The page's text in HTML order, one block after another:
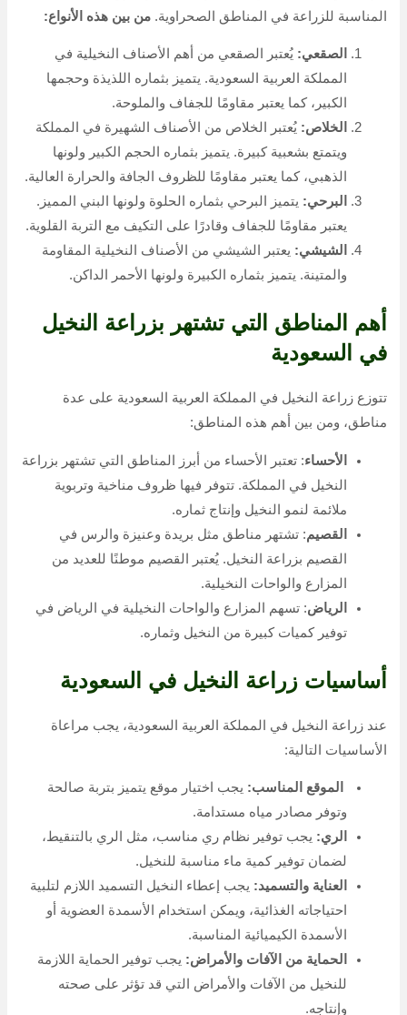
المناسبة للزراعة في المناطق الصحراوية.من بين هذه الأنواع:
الصقعي: يُعتبر الصقعي من أهم الأصناف النخيلية في
المملكة العربية السعودية. يتميز بثماره اللذيذة وحجمها
الكبير، كما يعتبر مقاومًا للجفاف والملوحة.
الخلاص: يُعتبر الخلاص من الأصناف الشهيرة في المملكة
ويتمتع بشعبية كبيرة. يتميز بثماره الحجم الكبير ولونها
الذهبي، كما يعتبر مقاومًا للظروف الجافة والحرارة العالية.
البرحي: يتميز البرحي بثماره الحلوة ولونها البني المميز.
يعتبر مقاومًا للجفاف وقادرًا على التكيف مع التربة القلوية.
الشيشي: يعتبر الشيشي من الأصناف النخيلية المقاومة
والمتينة. يتميز بثماره الكبيرة ولونها الأحمر الداكن.
أهم المناطق التي تشتهر بزراعة النخيل
في السعودية
تتوزع زراعة النخيل في المملكة العربية السعودية على عدة
مناطق، ومن بين أهم هذه المناطق:
الأحساء: تعتبر الأحساء من أبرز المناطق التي تشتهر بزراعة
النخيل في المملكة. تتوفر فيها ظروف مناخية وتربوية
ملائمة لنمو النخيل وإنتاج ثماره.
القصيم: تشتهر مناطق مثل بريدة وعنيزة والرس في
القصيم بزراعة النخيل. يُعتبر القصيم موطنًا للعديد من
المزارع والواحات النخيلية.
الرياض: تسهم المزارع والواحات النخيلية في الرياض في
توفير كميات كبيرة من النخيل وثماره.
أساسيات زراعة النخيل في السعودية
عند زراعة النخيل في المملكة العربية السعودية، يجب مراعاة
الأساسيات التالية:
الموقع المناسب: يجب اختيار موقع يتميز بتربة صالحة
وتوفر مصادر مياه مستدامة.
الري: يجب توفير نظام ري مناسب، مثل الري بالتنقيط،
لضمان توفير كمية ماء مناسبة للنخيل.
العناية والتسميد: يجب إعطاء النخيل التسميد اللازم لتلبية
احتياجاته الغذائية، ويمكن استخدام الأسمدة العضوية أو
الأسمدة الكيميائية المناسبة.
الحماية من الآفات والأمراض: يجب توفير الحماية اللازمة
للنخيل من الآفات والأمراض التي قد تؤثر على صحته
وإنتاجه.